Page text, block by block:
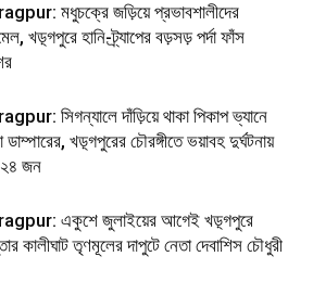
মধুচক্রে জড়িয়ে প্রভাবশালীদের
খড়্গপুরে হানি-ট্র্যাপের বড়সড় পর্দা ফাঁস
সিগন্যালে দাঁড়িয়ে থাকা পিকাপ ভ্যানে
ডাম্পারের, খড়্গপুরের চৌরঙ্গীতে ভয়াবহ দুর্ঘটনায়
জন
একুশে জুলাইয়ের আগেই খড়্গপুরে
কালীঘাট তৃণমূলের দাপুটে নেতা দেবাশিস চৌধুরী